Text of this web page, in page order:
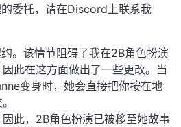
委托，请在Discord上联系我
。该情节阻碍了我在2B角色扮演
此在这方面做出了一些更改。当
变身时，她会直接把你按在地
此，2B角色扮演已被移至她故事